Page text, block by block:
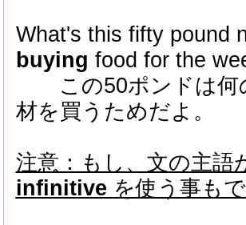
What's this fifty pound
buying food for the
この50ポンドは何
材を買うためだよ。
注意：もし、文の主語
infinitive を使う事も